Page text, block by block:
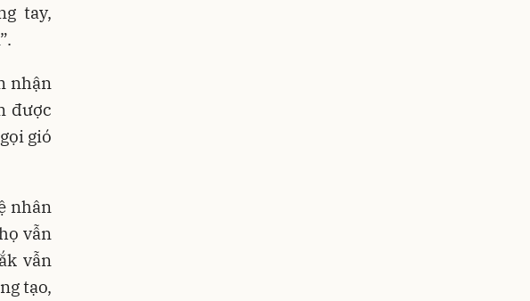
tay,
nhận
được
gió
nhân
vẫn
vẫn
tạo,